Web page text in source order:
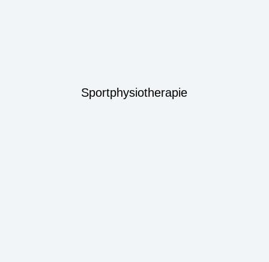
Sportphysiotherapie